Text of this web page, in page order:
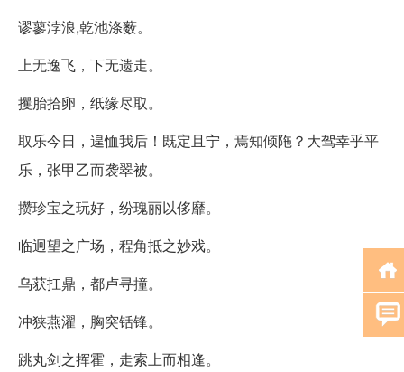
谬蓼浡浪,乾池涤薮。
上无逸飞，下无遗走。
攫胎拾卵，纸缘尽取。
取乐今日，遑恤我后！既定且宁，焉知倾陁？大驾幸乎平
乐，张甲乙而袭翠被。
攒珍宝之玩好，纷瑰丽以侈靡。
临迥望之广场，程角抵之妙戏。
乌获扛鼎，都卢寻撞。
冲狭燕濯，胸突铦锋。
跳丸剑之挥霍，走索上而相逢。